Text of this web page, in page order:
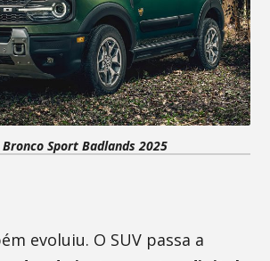
Bronco Sport Badlands 2025
evoluiu. O SUV passa a